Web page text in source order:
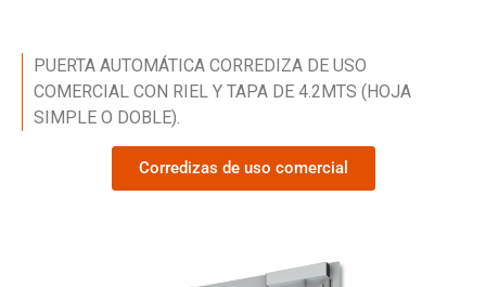
PUERTA AUTOMÁTICA CORREDIZA DE USO
COMERCIAL CON RIEL Y TAPA DE 4.2MTS (HOJA
SIMPLE O DOBLE).
Corredizas de uso comercial